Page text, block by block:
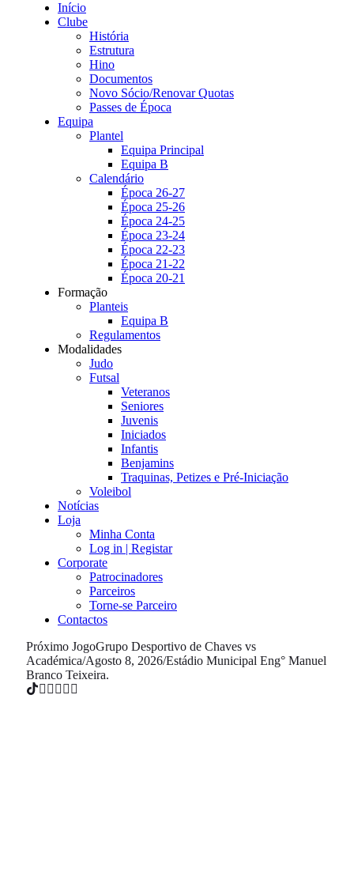
Início
Clube
História
Estrutura
Hino
Documentos
Novo Sócio/Renovar Quotas
Passes de Época
Equipa
Plantel
Equipa Principal
Equipa B
Calendário
Época 26-27
Época 25-26
Época 24-25
Época 23-24
Época 22-23
Época 21-22
Época 20-21
Formação
Planteis
Equipa B
Regulamentos
Modalidades
Judo
Futsal
Veteranos
Seniores
Juvenis
Iniciados
Infantis
Benjamins
Traquinas, Petizes e Pré-Iniciação
Voleibol
Notícias
Loja
Minha Conta
Log in | Registar
Corporate
Patrocinadores
Parceiros
Torne-se Parceiro
Contactos
Próximo JogoGrupo Desportivo de Chaves vs
Académica/Agosto 8, 2026/Estádio Municipal Eng° Manuel
Branco Teixeira.